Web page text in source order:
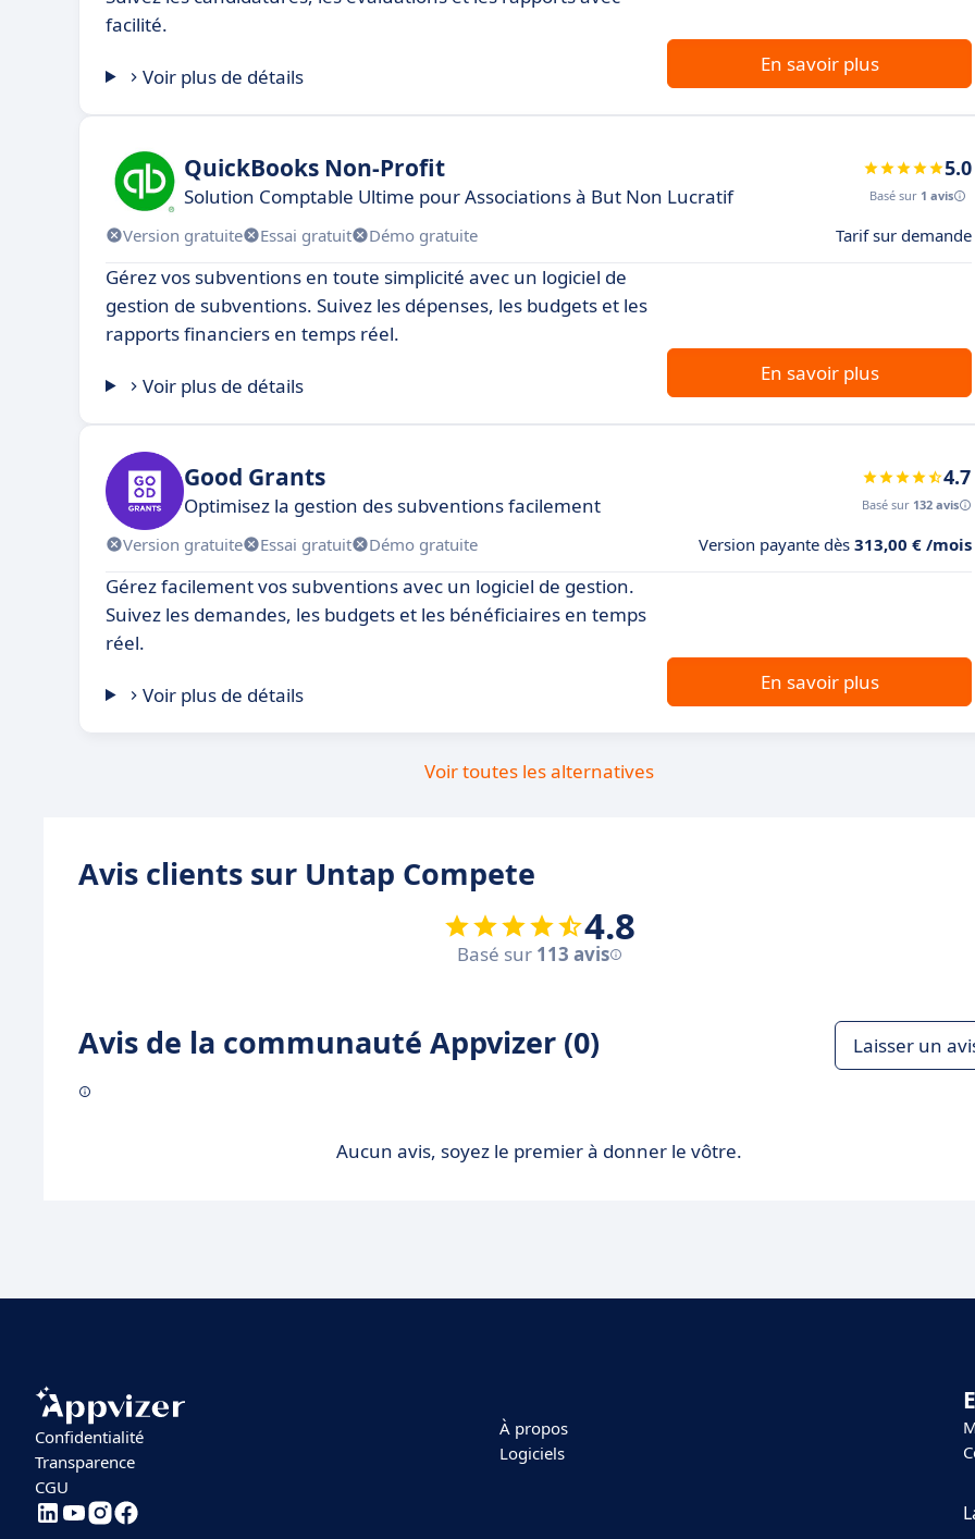
facilité.
Voir plus de détails
En savoir plus
QuickBooks Non-Profit
Solution Comptable Ultime pour Associations à But Non Lucratif
5.0
Basé sur 1 avis
Version gratuite Essai gratuit Démo gratuite Tarif sur demande
Gérez vos subventions en toute simplicité avec un logiciel de
gestion de subventions. Suivez les dépenses, les budgets et les
rapports financiers en temps réel.
Voir plus de détails
En savoir plus
Good Grants
Optimisez la gestion des subventions facilement
4.7
Basé sur 132 avis
Version gratuite Essai gratuit Démo gratuite Version payante dès 313,00 € /mois
Gérez facilement vos subventions avec un logiciel de gestion.
Suivez les demandes, les budgets et les bénéficiaires en temps
réel.
Voir plus de détails
En savoir plus
Voir toutes les alternatives
Avis clients sur Untap Compete
4.8
Basé sur 113 avis
Avis de la communauté Appvizer (0) Laisser un
Aucun avis, soyez le premier à donner le vôtre.
Confidentialité
Transparence
CGU
À propos
Logiciels